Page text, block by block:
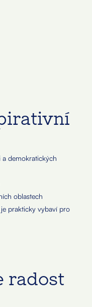
demokratických
oblastech
prakticky vybaví pro
radost